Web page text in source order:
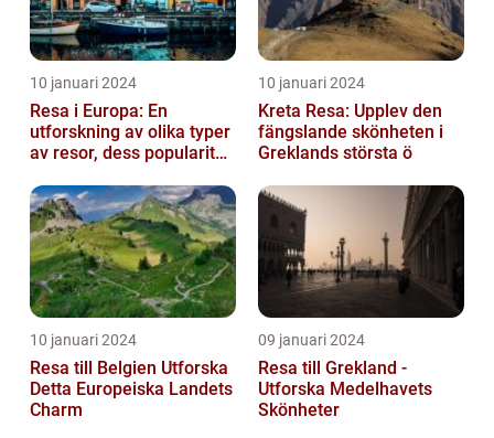
10 januari 2024
Resa i Europa: En
utforskning av olika typer
av resor, dess popularitet
10 januari 2024
Kreta Resa: Upplev den
fängslande skönheten i
Greklands största ö
10 januari 2024
Resa till Belgien Utforska
Detta Europeiska Landets
Charm
09 januari 2024
Resa till Grekland -
Utforska Medelhavets
Skönheter